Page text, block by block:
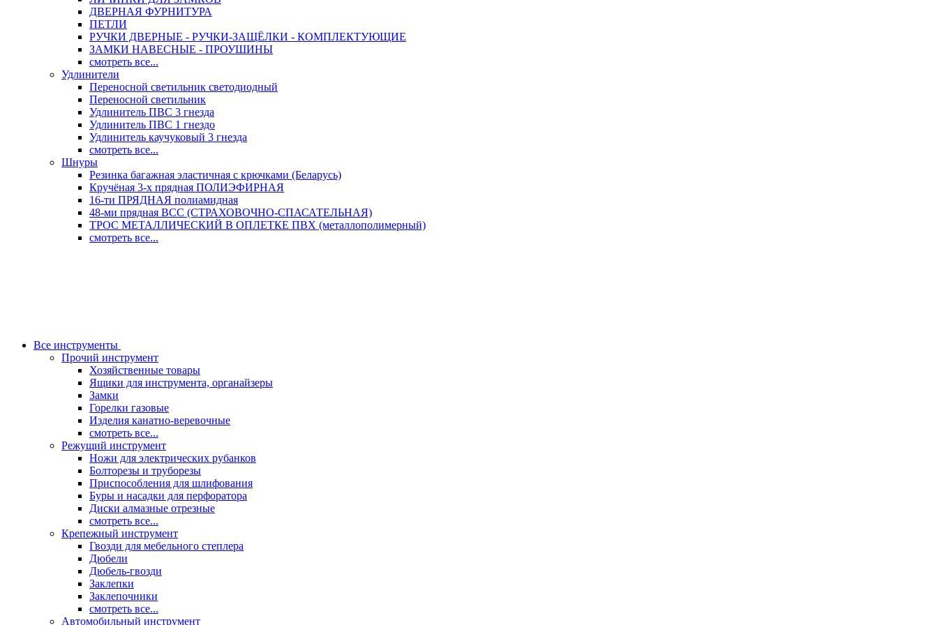
ДВЕРНАЯ ФУРНИТУРА
ПЕТЛИ
РУЧКИ ДВЕРНЫЕ - РУЧКИ-ЗАЩЁЛКИ - КОМПЛЕКТУЮЩИЕ
ЗАМКИ НАВЕСНЫЕ - ПРОУШИНЫ
смотреть все...
Удлинители
Переносной светильник светодиодный
Переносной светильник
Удлинитель ПВС 3 гнезда
Удлинитель ПВС 1 гнездо
Удлинитель каучуковый 3 гнезда
смотреть все...
Шнуры
Резинка багажная эластичная с крючками (Беларусь)
Кручёная 3-х прядная ПОЛИЭФИРНАЯ
16-ти ПРЯДНАЯ полиамидная
48-ми прядная ВСС (СТРАХОВОЧНО-СПАСАТЕЛЬНАЯ)
ТРОС МЕТАЛЛИЧЕСКИЙ В ОПЛЕТКЕ ПВХ (металлополимерный)
смотреть все...
Все инструменты
Прочий инструмент
Хозяйственные товары
Ящики для инструмента, органайзеры
Замки
Горелки газовые
Изделия канатно-веревочные
смотреть все...
Режущий инструмент
Ножи для электрических рубанков
Болторезы и труборезы
Приспособления для шлифования
Буры и насадки для перфоратора
Диски алмазные отрезные
смотреть все...
Крепежный инструмент
Гвозди для мебельного степлера
Дюбели
Дюбель-гвозди
Заклепки
Заклепочники
смотреть все...
Автомобильный инструмент